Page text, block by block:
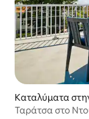
Καταλύματα
Ταράτσα στο